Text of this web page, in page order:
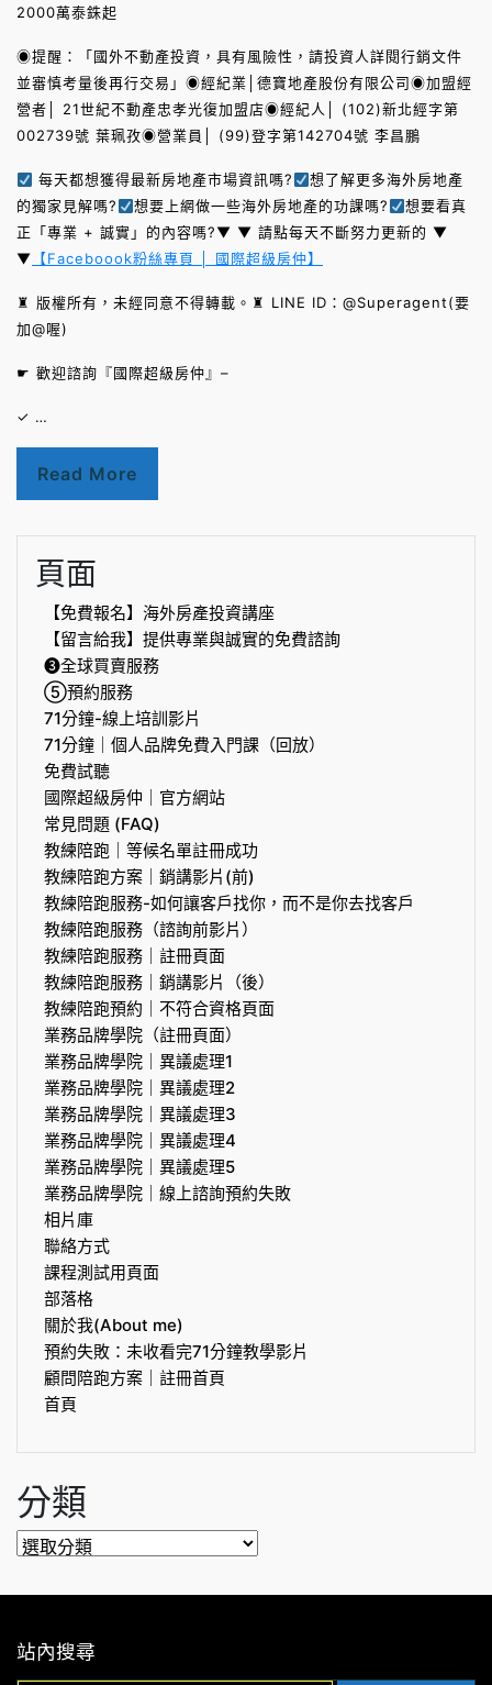
2000萬泰銖起
◉提醒：「國外不動產投資，具有風險性，請投資人詳閱行銷文件
並審慎考量後再行交易」◉經紀業│德寶地產股份有限公司◉加盟經
營者│ 21世紀不動產忠孝光復加盟店◉經紀人│ (102)新北經字第
002739號 葉珮孜◉營業員│ (99)登字第142704號 李昌鵬
每天都想獲得最新房地產市場資訊嗎?
想了解更多海外房地產
的獨家見解嗎?
想要上網做一些海外房地產的功課嗎?
想要看真
正「專業 + 誠實」的內容嗎?▼ ▼ 請點每天不斷努力更新的 ▼
▼ 【Faceboook粉絲專頁 │ 國際超級房仲】
♜ 版權所有，未經同意不得轉載。♜ LINE ID：@Superagent(要
加@喔)
☛ 歡迎諮詢『國際超級房仲』–
✓ …
Read More
頁面
【免費報名】海外房產投資講座
【留言給我】提供專業與誠實的免費諮詢
❸全球買賣服務
⑤預約服務
71分鐘-線上培訓影片
71分鐘｜個人品牌免費入門課（回放）
免費試聽
國際超級房仲｜官方網站
常見問題 (FAQ)
教練陪跑｜等候名單註冊成功
教練陪跑方案｜銷講影片(前)
教練陪跑服務-如何讓客戶找你，而不是你去找客戶
教練陪跑服務（諮詢前影片）
教練陪跑服務｜註冊頁面
教練陪跑服務｜銷講影片（後）
教練陪跑預約｜不符合資格頁面
業務品牌學院（註冊頁面）
業務品牌學院｜異議處理1
業務品牌學院｜異議處理2
業務品牌學院｜異議處理3
業務品牌學院｜異議處理4
業務品牌學院｜異議處理5
業務品牌學院｜線上諮詢預約失敗
相片庫
聯絡方式
課程測試用頁面
部落格
關於我(About me)
預約失敗：未收看完71分鐘教學影片
顧問陪跑方案｜註冊首頁
首頁
分類
分
站內搜尋